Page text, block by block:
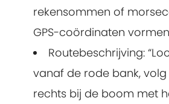
rekensommen of
GPS-coördinaten
Routebeschrijving:
vanaf de rode bank,
rechts bij de boom met